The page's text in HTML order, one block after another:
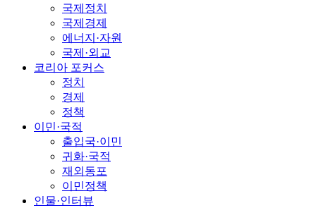
국제정치
국제경제
에너지·자원
국제·외교
코리아 포커스
정치
경제
정책
이민·국적
출입국·이민
귀화·국적
재외동포
이민정책
인물·인터뷰